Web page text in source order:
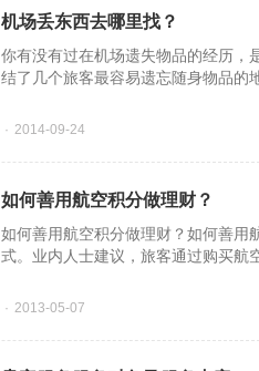
机场丢东西去哪里找？
你有没有过在机场遗失物品的经历，
结了几个旅客最容易遗忘随身物品的
2014-09-24
如何善用航空积分做理财？
如何善用航空积分做理财？如何善用
式。业内人士建议，旅客通过购买航
2013-05-07